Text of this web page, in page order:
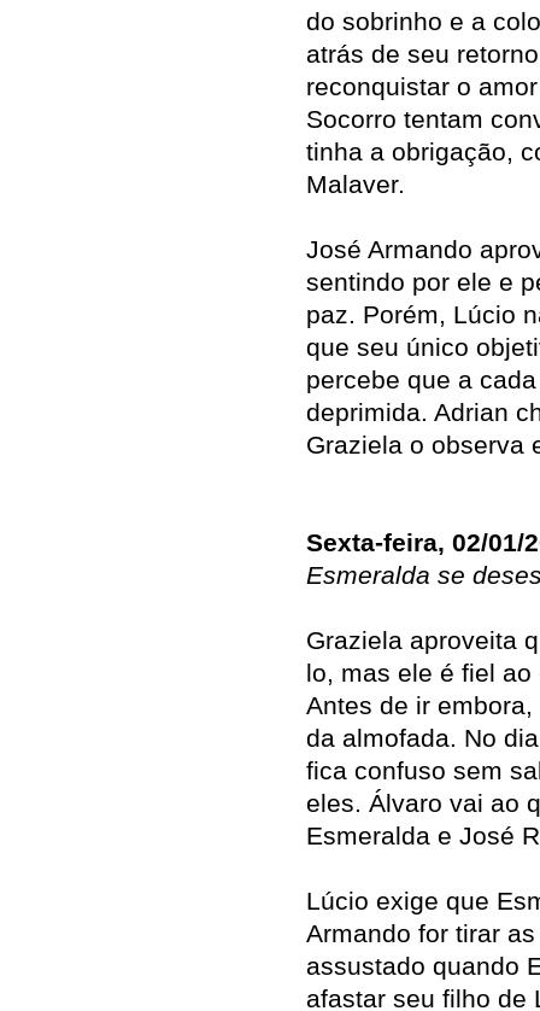
do sobrinho e a
atrás de seu
reconquistar o
Socorro tentam
tinha a obrigação,
Malaver.
José Armando
sentindo por ele e
paz. Porém, Lúcio
que seu único
percebe que a
deprimida. Adrian
Graziela o observa
Sexta-feira, 02/01/
Esmeralda se
Graziela aproveita
lo, mas ele é fiel
Antes de ir
da almofada. No
fica confuso sem
eles. Álvaro vai ao
Esmeralda e José
Lúcio exige que
Armando for tirar
assustado quando
afastar seu filho de